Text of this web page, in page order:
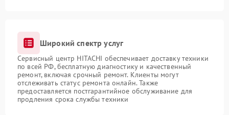
Широкий спектр услуг
Сервисный центр HITACHI обеспечивает доставку техники
по всей РФ, бесплатную диагностику и качественный
ремонт, включая срочный ремонт. Клиенты могут
отслеживать статус ремонта онлайн. Также
предоставляется постгарантийное обслуживание для
продления срока службы техники